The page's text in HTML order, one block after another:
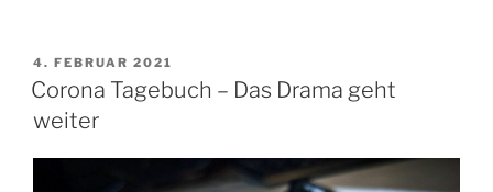
Das
Drama
Teil
VERÖFFENTLICHT
AM
4. FEBRUAR 2021
Corona Tagebuch – Das Drama geht
weiter